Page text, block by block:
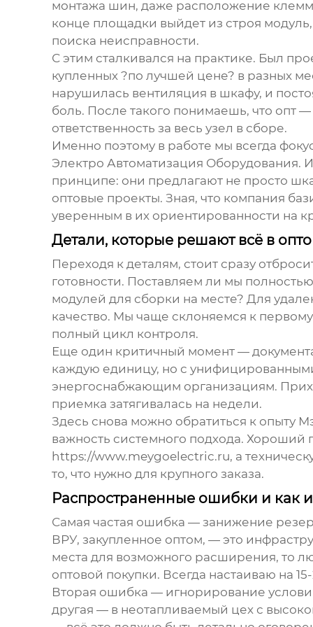
монтажа шин, даже расположение
конце площадки выйдет из строя
поиска неисправности.
С этим сталкивался на практике. Был
купленных ?по лучшей цене? в разных
нарушилась вентиляция в шкафу, и
боль. После такого понимаешь, что опт
ответственность за весь узел в сборе.
Именно поэтому в работе мы всегда
Электро Автоматизация Оборудования.
принципе: они предлагают не просто
оптовые проекты. Зная, что компания
уверенным в их ориентированности на
Детали, которые решают всё в
Переходя к деталям, стоит сразу
готовности. Поставляем ли мы
модулей для сборки на месте? Для
качество. Мы чаще склоняемся к
полный цикл контроля.
Еще один критичный момент —
каждую единицу, но с
энергоснабжающим организациям.
приемка затягивалась на недели.
Здесь снова можно обратиться к опыту
важность системного подхода. Хороший
https://www.meygoelectric.ru, а
то, что нужно для крупного заказа.
Распространенные ошибки и как
Самая частая ошибка — занижение
ВРУ, закупленное оптом, — это
места для возможного расширения, то
оптовой покупки. Всегда настаиваю на
Вторая ошибка — игнорирование
другая — в неотапливаемый цех с